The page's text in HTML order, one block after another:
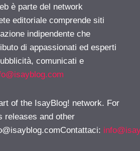
è parte del network
editoriale comprende siti
indipendente che
di appassionati ed esperti
comunicati e
of the IsayBlog! network. For
releases and other
: